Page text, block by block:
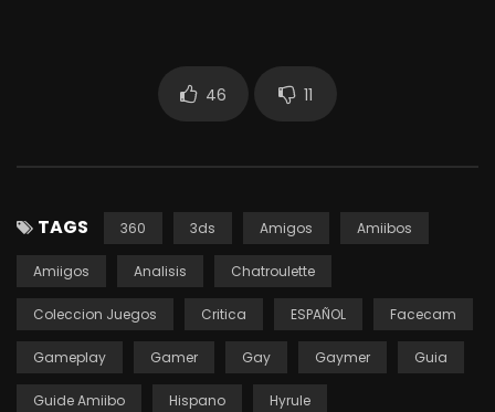
46 11
TAGS 360 3ds Amigos Amiibos
Amiigos Analisis Chatroulette
Coleccion Juegos Critica ESPAÑOL Facecam
Gameplay Gamer Gay Gaymer Guia
Guide Amiibo Hispano Hyrule